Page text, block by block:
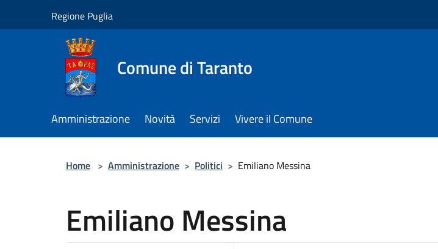
Regione Puglia
Comune di Taranto
Amministrazione Novità Servizi Vivere il Comune
Home > Amministrazione > Politici > Emiliano Messina
Emiliano Messina